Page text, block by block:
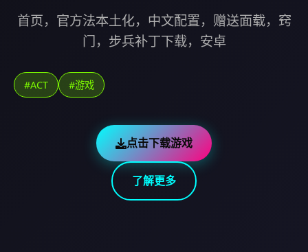
首页，官方法本土化，中文配置，赠送面载，窍
门，步兵补丁下载，安卓
#ACT #游戏
点击下载游戏
了解更多